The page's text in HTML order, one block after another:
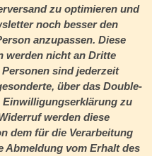
zu optimieren und
noch besser den
anzupassen. Diese
werden nicht an Dritte
sind jederzeit
über das Double-
Einwilligungserklärung zu
werden diese
dem für die Verarbeitung
Abmeldung vom Erhalt des